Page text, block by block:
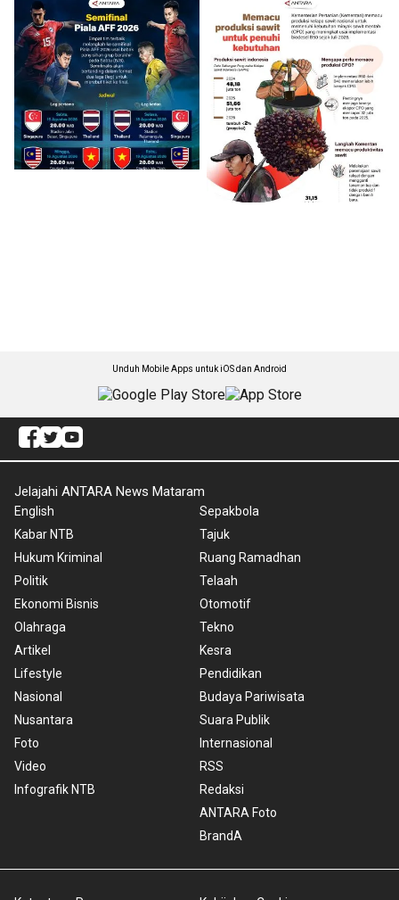
Unduh Mobile Apps untuk iOS dan Android
Jelajahi ANTARA News Mataram
English
Kabar NTB
Hukum Kriminal
Politik
Ekonomi Bisnis
Olahraga
Artikel
Lifestyle
Nasional
Nusantara
Foto
Video
Infografik NTB
Sepakbola
Tajuk
Ruang Ramadhan
Telaah
Otomotif
Tekno
Kesra
Pendidikan
Budaya Pariwisata
Suara Publik
Internasional
RSS
Redaksi
ANTARA Foto
BrandA